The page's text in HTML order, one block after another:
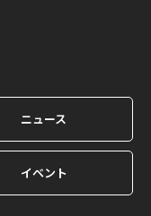
ニュース
イベント